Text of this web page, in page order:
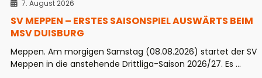
7. August 2026
SV MEPPEN – ERSTES SAISONSPIEL AUSWÄRTS BEIM
MSV DUISBURG
Meppen. Am morgigen Samstag (08.08.2026) startet der SV
Meppen in die anstehende Drittliga-Saison 2026/27. Es ...